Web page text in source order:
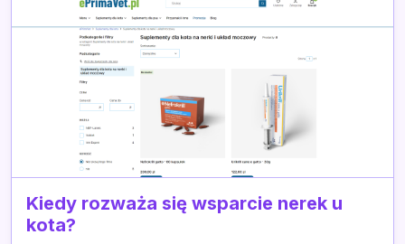
Kiedy rozważa się wsparcie nerek u
kota?